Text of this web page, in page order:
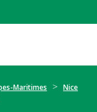
Maritimes
Nice